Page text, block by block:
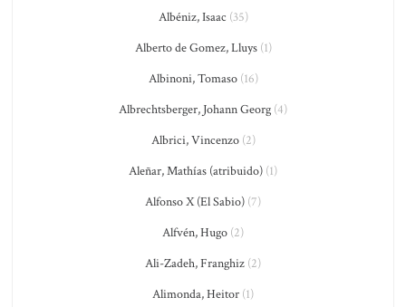
Albéniz, Isaac (35)
Alberto de Gomez, Lluys(1)
Albinoni, Tomaso(16)
Albrechtsberger, Johann Georg (4)
Albrici, Vincenzo(2)
Aleñar, Mathías (atribuido) (1)
Alfonso X (El Sabio) (7)
Alfvén, Hugo (2)
Ali-Zadeh, Franghiz (2)
Alimonda, Heitor (1)